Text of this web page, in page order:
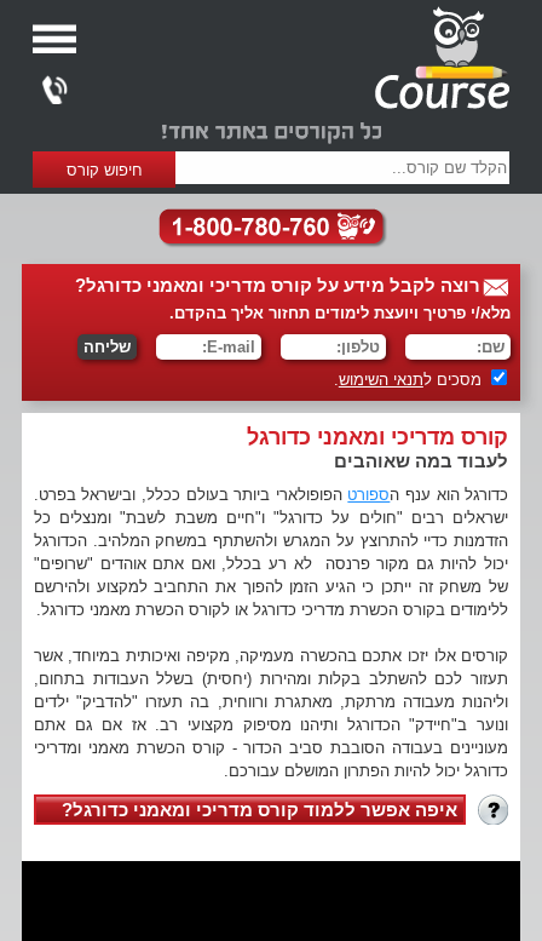
רוצה לקבל מידע על קורס מדריכי ומאמני כדורגל?
מלא/י פרטיך ויועצת לימודים תחזור אליך בהקדם.
מסכים לתנאי השימוש.
קורס מדריכי ומאמני כדורגל
לעבוד במה שאוהבים
כדורגל הוא ענף הספורט הפופולארי ביותר בעולם ככלל, ובישראל בפרט.
ישראלים רבים "חולים על כדורגל" ו"חיים משבת לשבת" ומנצלים כל
הזדמנות כדיי להתרוצץ על המגרש ולהשתתף במשחק המלהיב. הכדורגל
יכול להיות גם מקור פרנסה לא רע בכלל, ואם אתם אוהדים "שרופים"
של משחק זה ייתכן כי הגיע הזמן להפוך את התחביב למקצוע ולהירשם
ללימודים בקורס הכשרת מדריכי כדורגל או לקורס הכשרת מאמני כדורגל.
קורסים אלו יזכו אתכם בהכשרה מעמיקה, מקיפה ואיכותית במיוחד, אשר
תעזור לכם להשתלב בקלות ומהירות (יחסית) בשלל העבודות בתחום,
וליהנות מעבודה מרתקת, מאתגרת ורווחית, בה תעזרו "להדביק" ילדים
ונוער ב"חיידק" הכדורגל ותיהנו מסיפוק מקצועי רב. אז אם גם אתם
מעוניינים בעבודה הסובבת סביב הכדור - קורס הכשרת מאמני ומדריכי
כדורגל יכול להיות הפתרון המושלם עבורכם.
איפה אפשר ללמוד קורס מדריכי ומאמני כדורגל?